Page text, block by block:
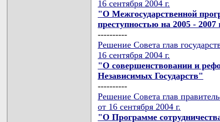
16 сентября 2004 г.
"О Межгосударственной
преступностью на 2005 -
----------
Решение Совета глав
16 сентября 2004 г.
"О совершенствовании и
Независимых Государств"
----------
Решение Совета глав
от 16 сентября 2004 г.
"О Программе